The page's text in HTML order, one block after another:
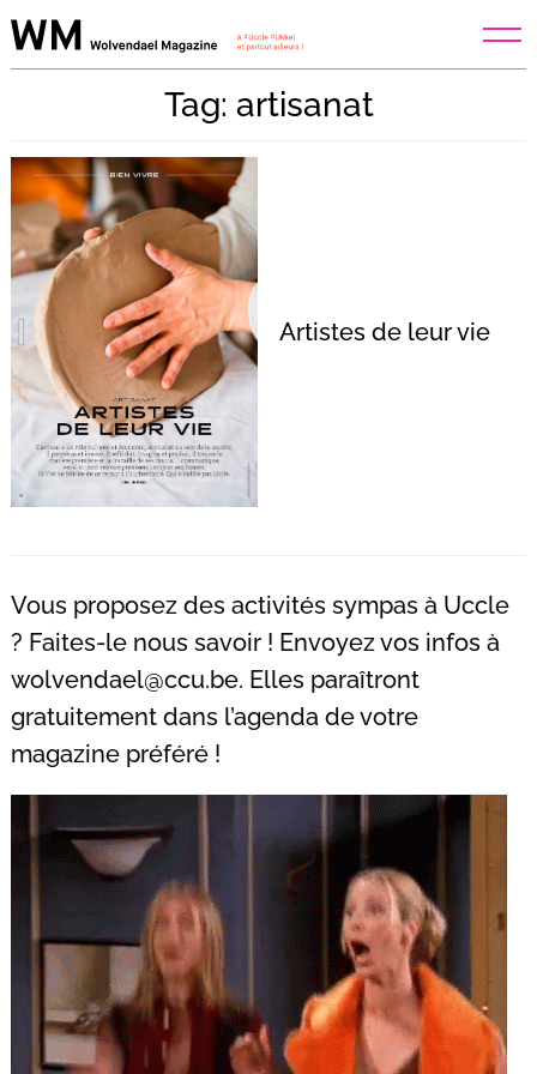
Skip
to
Tag: artisanat
Artistes de leur vie
Vous proposez des activités sympas à Uccle
? Faites-le nous savoir ! Envoyez vos infos à
wolvendael@ccu.be. Elles paraîtront
gratuitement dans l’agenda de votre
magazine préféré !
: